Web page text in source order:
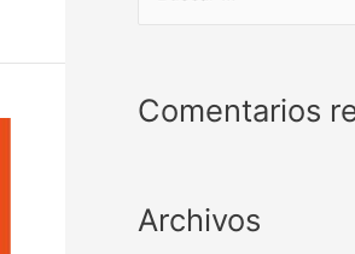
a
o
Comentarios
Archivos